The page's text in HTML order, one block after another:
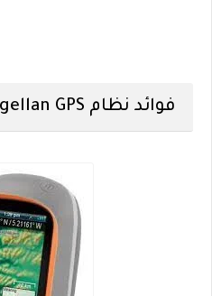
فوائد نظام Magellan GPS